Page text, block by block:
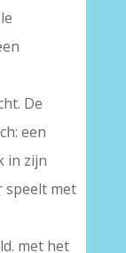
De
een
in zijn
speelt met
met het